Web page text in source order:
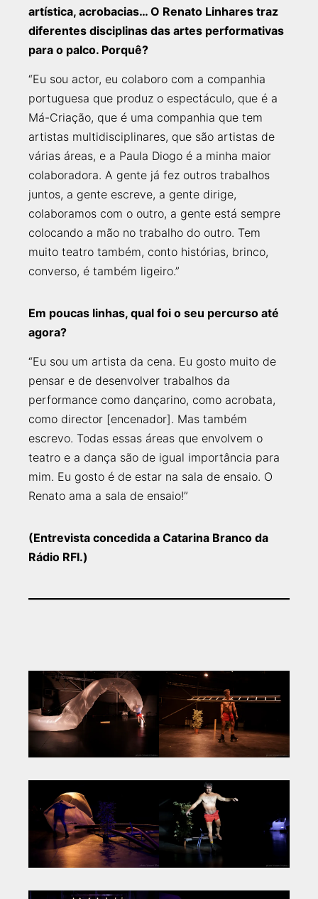
artística, acrobacias… O Renato Linhares traz
diferentes disciplinas das artes performativas
para o palco. Porquê?
“Eu sou actor, eu colaboro com a companhia
portuguesa que produz o espectáculo, que é a
Má-Criação, que é uma companhia que tem
artistas multidisciplinares, que são artistas de
várias áreas, e a Paula Diogo é a minha maior
colaboradora. A gente já fez outros trabalhos
juntos, a gente escreve, a gente dirige,
colaboramos com o outro, a gente está sempre
colocando a mão no trabalho do outro. Tem
muito teatro também, conto histórias, brinco,
converso, é também ligeiro.”
Em poucas linhas, qual foi o seu percurso até
agora?
“Eu sou um artista da cena. Eu gosto muito de
pensar e de desenvolver trabalhos da
performance como dançarino, como acrobata,
como director [encenador]. Mas também
escrevo. Todas essas áreas que envolvem o
teatro e a dança são de igual importância para
mim. Eu gosto é de estar na sala de ensaio. O
Renato ama a sala de ensaio!”
(Entrevista concedida a Catarina Branco da
Rádio RFI.)